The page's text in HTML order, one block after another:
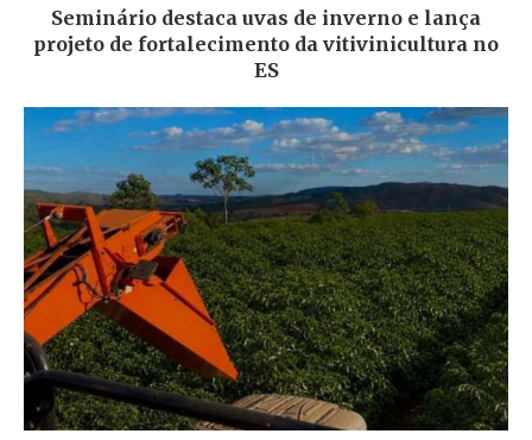
Seminário destaca uvas de inverno e lança
projeto de fortalecimento da vitivinicultura no
ES